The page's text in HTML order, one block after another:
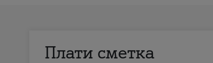
Плати сметка